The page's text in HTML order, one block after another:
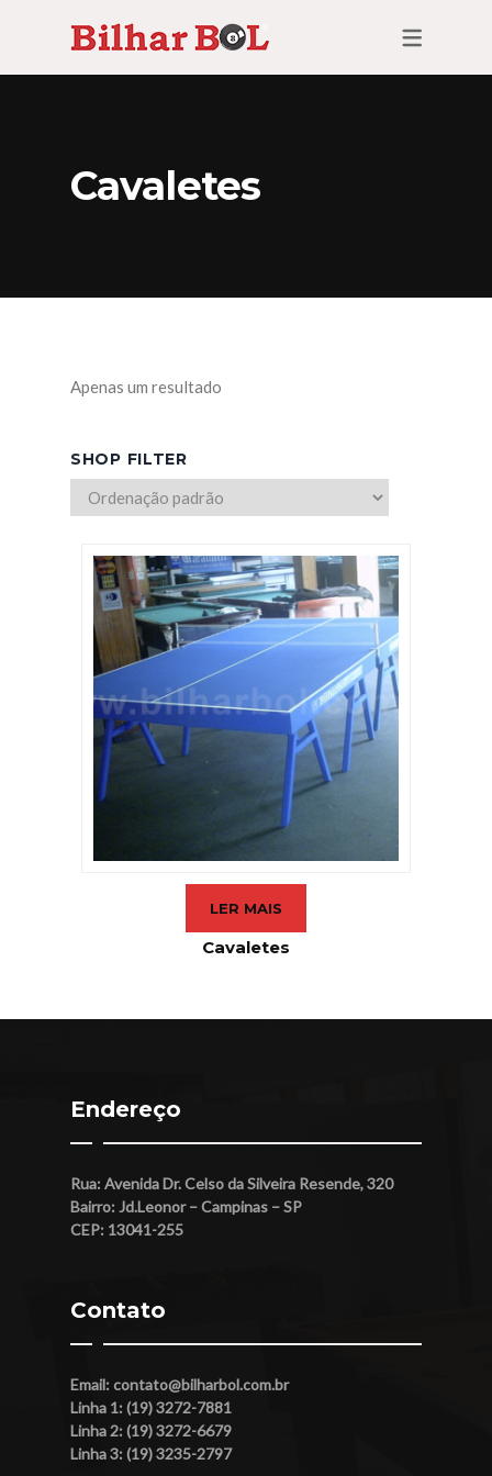
Cavaletes
Apenas um resultado
SHOP FILTER
LER MAIS
Cavaletes
Endereço
Rua: Avenida Dr. Celso da Silveira Resende, 320
Bairro: Jd.Leonor – Campinas – SP
CEP: 13041-255
Contato
Email: contato@bilharbol.com.br
Linha 1: (19) 3272-7881
Linha 2: (19) 3272-6679
Linha 3: (19) 3235-2797